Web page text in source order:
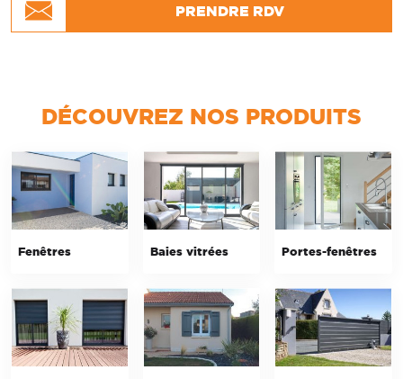
Lundi
Fermé
Mardi
Fermé
Dimanche
Fermé
PRENDRE RDV
DÉCOUVREZ NOS PRODUITS
Fenêtres Baies vitrées Portes-fenêtres